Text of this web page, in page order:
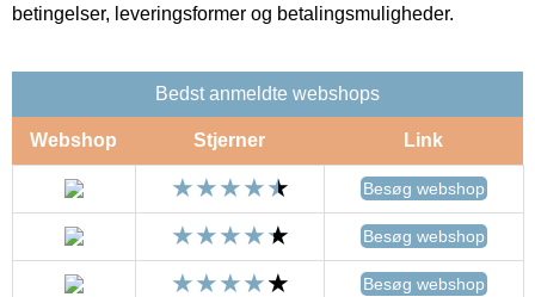
betingelser, leveringsformer og betalingsmuligheder.
Bedst anmeldte webshops
Webshop Stjerner Link
Besøg webshop
Besøg webshop
Besøg webshop